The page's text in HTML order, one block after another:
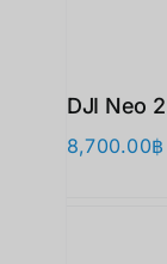
DJI Neo 2
8,700.00฿